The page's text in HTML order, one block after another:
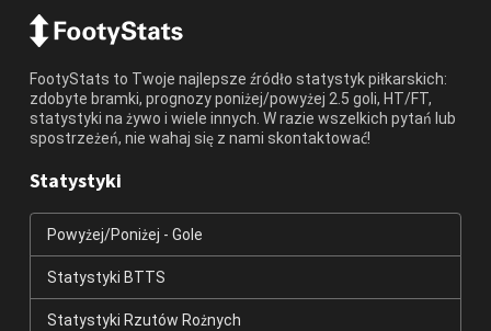
FootyStats to Twoje najlepsze źródło statystyk piłkarskich:
zdobyte bramki, prognozy poniżej/powyżej 2.5 goli, HT/FT,
statystyki na żywo i wiele innych. W razie wszelkich pytań lub
spostrzeżeń, nie wahaj się z nami skontaktować!
Statystyki
Powyżej/Poniżej - Gole
Statystyki BTTS
Statystyki Rzutów Rożnych